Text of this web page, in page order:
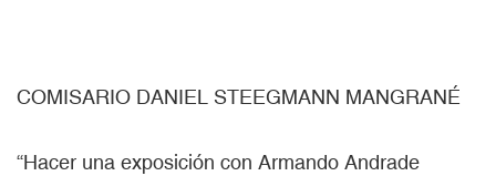
COMISARIO DANIEL STEEGMANN MANGRANÉ
“Hacer una exposición con Armando Andrade